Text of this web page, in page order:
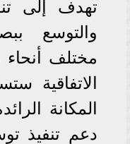
تهدف إلى
والتوسع
مختلف
الاتفاقية
المكانة
دعم تنفيذ